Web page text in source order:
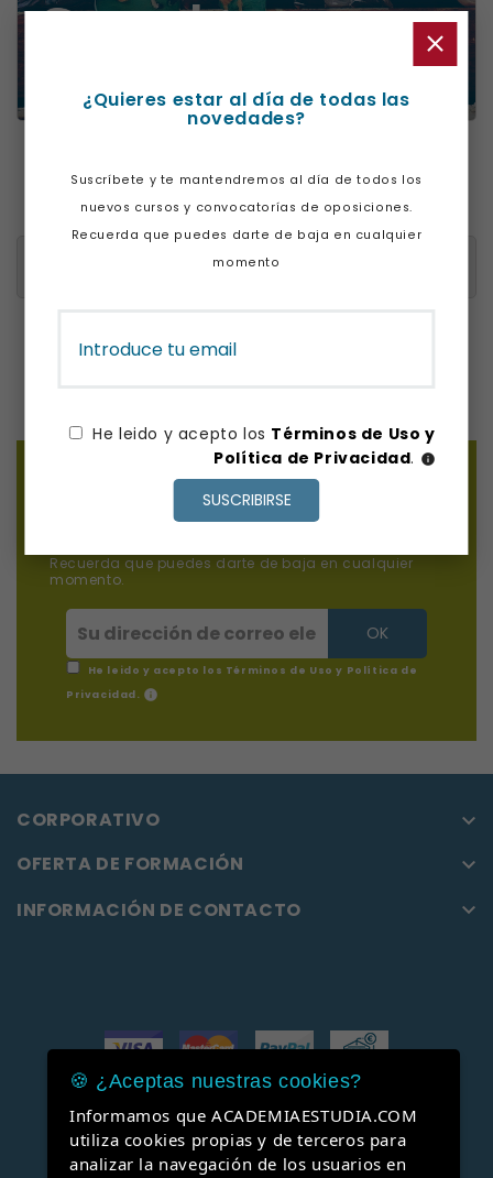
Precio
Desde 75€
Mostrando 1 - 1 de 1 artículo(s)
¿Quieres estar al día de todas las
novedades?
Suscríbete y te mantendremos al día de todos los
nuevos cursos y convocatorías de oposiciones.
Recuerda que puedes darte de baja en cualquier
momento
He leido y acepto los Términos de Uso y
Política de Privacidad. info
SUSCRIBIRSE
¿QUIERES ESTAR AL DÍA DE TODAS
LAS NOVEDADES?
Recuerda que puedes darte de baja en cualquier
momento.
He leido y acepto los Términos de Uso y Política de
Privacidad. info
CORPORATIVO 
OFERTA DE FORMACIÓN 
INFORMACIÓN DE CONTACTO 
🍪 ¿Aceptas nuestras cookies?
Informamos que ACADEMIAESTUDIA.COM
utiliza cookies propias y de terceros para
analizar la navegación de los usuarios en